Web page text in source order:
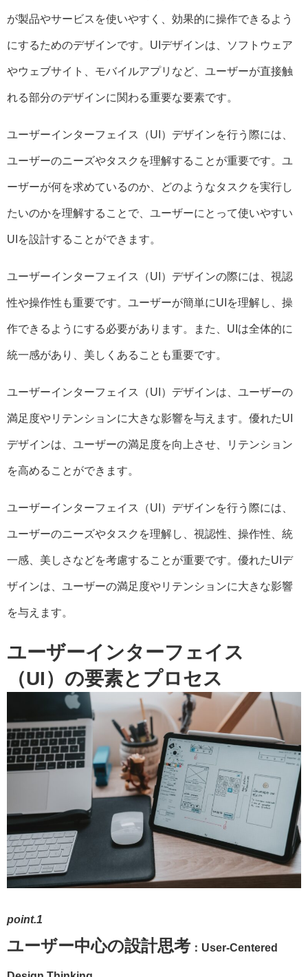
が製品やサービスを使いやすく、効果的に操作できるよう
にするためのデザインです。UIデザインは、ソフトウェア
やウェブサイト、モバイルアプリなど、ユーザーが直接触
れる部分のデザインに関わる重要な要素です。
ユーザーインターフェイス（UI）デザインを行う際には、
ユーザーのニーズやタスクを理解することが重要です。ユ
ーザーが何を求めているのか、どのようなタスクを実行し
たいのかを理解することで、ユーザーにとって使いやすい
UIを設計することができます。
ユーザーインターフェイス（UI）デザインの際には、視認
性や操作性も重要です。ユーザーが簡単にUIを理解し、操
作できるようにする必要があります。また、UIは全体的に
統一感があり、美しくあることも重要です。
ユーザーインターフェイス（UI）デザインは、ユーザーの
満足度やリテンションに大きな影響を与えます。優れたUI
デザインは、ユーザーの満足度を向上させ、リテンション
を高めることができます。
ユーザーインターフェイス（UI）デザインを行う際には、
ユーザーのニーズやタスクを理解し、視認性、操作性、統
一感、美しさなどを考慮することが重要です。優れたUIデ
ザインは、ユーザーの満足度やリテンションに大きな影響
を与えます。
ユーザーインターフェイス
（UI）の要素とプロセス
point.1
ユーザー中心の設計思考 ：User-Centered